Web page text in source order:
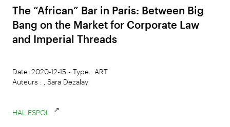
The “African” Bar in Paris: Between Big
Bang on the Market for Corporate Law
and Imperial Threads
Date: 2020-12-15 - Type : ART
Auteurs : , Sara Dezalay
HAL ESPOL